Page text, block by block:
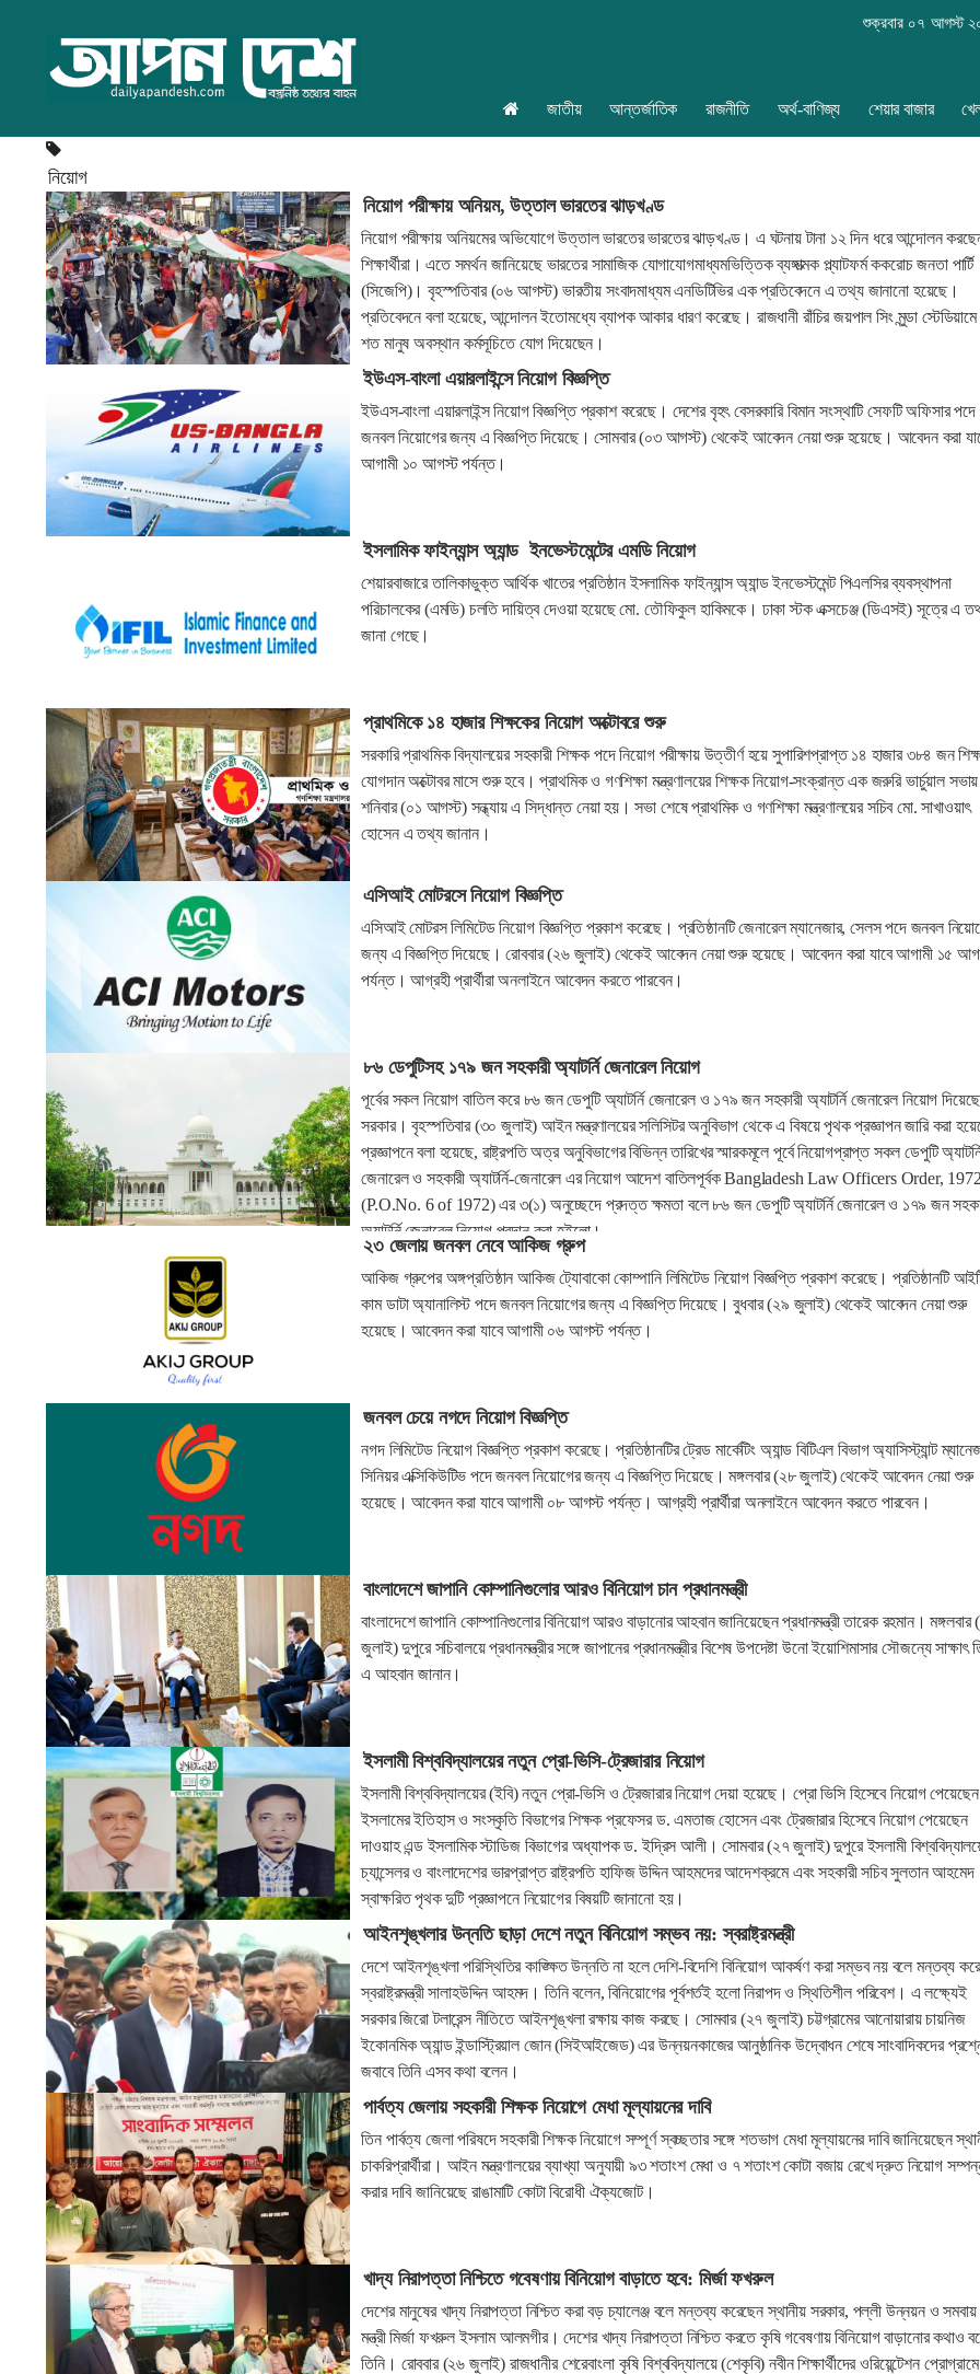
শুক্রবার ০৭ আগস্ট
জাতীয় আন্তর্জাতিক রাজনীতি অর্থ-বাণিজ্য শেয়ার বাজার
নিয়োগ
নিয়োগ পরীক্ষায় অনিয়ম, উত্তাল ভারতের ঝাড়খণ্ড
নিয়োগ পরীক্ষায় অনিয়মের অভিযোগে উত্তাল ভারতের ভারতের ঝাড়খণ্ড। এ ঘটনায় টানা ১২ দিন ধরে আন্দোলন
শিক্ষার্থীরা। এতে সমর্থন জানিয়েছে ভারতের সামাজিক যোগাযোগমাধ্যমভিত্তিক ব্যঙ্গাত্মক প্ল্যাটফর্ম ককরোচ জনতা পার্টি
(সিজেপি)। বৃহস্পতিবার (০৬ আগস্ট) ভারতীয় সংবাদমাধ্যম এনডিটিভির এক প্রতিবেদনে এ তথ্য জানানো হয়েছে।
প্রতিবেদনে বলা হয়েছে, আন্দোলন ইতোমধ্যে ব্যাপক আকার ধারণ করেছে। রাজধানী রাঁচির জয়পাল সিং মুন্ডা
শত মানুষ অবস্থান কর্মসূচিতে যোগ দিয়েছেন।
ইউএস-বাংলা এয়ারলাইন্সে নিয়োগ বিজ্ঞপ্তি
ইউএস-বাংলা এয়ারলাইন্স নিয়োগ বিজ্ঞপ্তি প্রকাশ করেছে। দেশের বৃহৎ বেসরকারি বিমান সংস্থাটি সেফটি অফিসার পদে
জনবল নিয়োগের জন্য এ বিজ্ঞপ্তি দিয়েছে। সোমবার (০৩ আগস্ট) থেকেই আবেদন নেয়া শুরু হয়েছে। আবেদন করা
আগামী ১০ আগস্ট পর্যন্ত।
ইসলামিক ফাইন্যান্স অ্যান্ড ইনভেস্টমেন্টের এমডি নিয়োগ
শেয়ারবাজারে তালিকাভুক্ত আর্থিক খাতের প্রতিষ্ঠান ইসলামিক ফাইন্যান্স অ্যান্ড ইনভেস্টমেন্ট পিএলসির ব্যবস্থাপনা
পরিচালকের (এমডি) চলতি দায়িত্ব দেওয়া হয়েছে মো. তৌফিকুল হাকিমকে। ঢাকা স্টক এক্সচেঞ্জ (ডিএসই) সূত্রে এ
জানা গেছে।
প্রাথমিকে ১৪ হাজার শিক্ষকের নিয়োগ অক্টোবরে শুরু
সরকারি প্রাথমিক বিদ্যালয়ের সহকারী শিক্ষক পদে নিয়োগ পরীক্ষায় উত্তীর্ণ হয়ে সুপারিশপ্রাপ্ত ১৪ হাজার ৩৮৪ জন
যোগদান অক্টোবর মাসে শুরু হবে। প্রাথমিক ও গণশিক্ষা মন্ত্রণালয়ের শিক্ষক নিয়োগ-সংক্রান্ত এক জরুরি ভার্চুয়াল সভায়
শনিবার (০১ আগস্ট) সন্ধ্যায় এ সিদ্ধান্ত নেয়া হয়। সভা শেষে প্রাথমিক ও গণশিক্ষা মন্ত্রণালয়ের সচিব মো. সাখাওয়াৎ
হোসেন এ তথ্য জানান।
এসিআই মোটরসে নিয়োগ বিজ্ঞপ্তি
এসিআই মোটরস লিমিটেড নিয়োগ বিজ্ঞপ্তি প্রকাশ করেছে। প্রতিষ্ঠানটি জেনারেল ম্যানেজার, সেলস পদে জনবল
জন্য এ বিজ্ঞপ্তি দিয়েছে। রোববার (২৬ জুলাই) থেকেই আবেদন নেয়া শুরু হয়েছে। আবেদন করা যাবে আগামী ১৫
পর্যন্ত। আগ্রহী প্রার্থীরা অনলাইনে আবেদন করতে পারবেন।
৮৬ ডেপুটিসহ ১৭৯ জন সহকারী অ্যাটর্নি জেনারেল নিয়োগ
পূর্বের সকল নিয়োগ বাতিল করে ৮৬ জন ডেপুটি অ্যাটর্নি জেনারেল ও ১৭৯ জন সহকারী অ্যাটর্নি জেনারেল নিয়োগ দিয়েছে
সরকার। বৃহস্পতিবার (৩০ জুলাই) আইন মন্ত্রণালয়ের সলিসিটর অনুবিভাগ থেকে এ বিষয়ে পৃথক প্রজ্ঞাপন জারি করা
প্রজ্ঞাপনে বলা হয়েছে, রাষ্ট্রপতি অত্র অনুবিভাগের বিভিন্ন তারিখের স্মারকমূলে পূর্বে নিয়োগপ্রাপ্ত সকল ডেপুটি
জেনারেল ও সহকারী অ্যাটর্নি-জেনারেল এর নিয়োগ আদেশ বাতিলপূর্বক Bangladesh Law Officers Order, 1972
(P.O.No. 6 of 1972) এর ৩(১) অনুচ্ছেদে প্রদত্ত ক্ষমতা বলে ৮৬ জন ডেপুটি অ্যাটর্নি জেনারেল ও ১৭৯ জন
অ্যাটর্নি জেনারেল নিয়োগ প্রদান করা হইলো।
২৩ জেলায় জনবল নেবে আকিজ গ্রুপ
আকিজ গ্রুপের অঙ্গপ্রতিষ্ঠান আকিজ ট্যোবাকো কোম্পানি লিমিটেড নিয়োগ বিজ্ঞপ্তি প্রকাশ করেছে। প্রতিষ্ঠানটি
কাম ডাটা অ্যানালিস্ট পদে জনবল নিয়োগের জন্য এ বিজ্ঞপ্তি দিয়েছে। বুধবার (২৯ জুলাই) থেকেই আবেদন নেয়া শুরু
হয়েছে। আবেদন করা যাবে আগামী ০৬ আগস্ট পর্যন্ত।
জনবল চেয়ে নগদে নিয়োগ বিজ্ঞপ্তি
নগদ লিমিটেড নিয়োগ বিজ্ঞপ্তি প্রকাশ করেছে। প্রতিষ্ঠানটির ট্রেড মার্কেটিং অ্যান্ড বিটিএল বিভাগ অ্যাসিস্ট্যান্ট
সিনিয়র এক্সিকিউটিভ পদে জনবল নিয়োগের জন্য এ বিজ্ঞপ্তি দিয়েছে। মঙ্গলবার (২৮ জুলাই) থেকেই আবেদন নেয়া শুরু
হয়েছে। আবেদন করা যাবে আগামী ০৮ আগস্ট পর্যন্ত। আগ্রহী প্রার্থীরা অনলাইনে আবেদন করতে পারবেন।
বাংলাদেশে জাপানি কোম্পানিগুলোর আরও বিনিয়োগ চান প্রধানমন্ত্রী
বাংলাদেশে জাপানি কোম্পানিগুলোর বিনিয়োগ আরও বাড়ানোর আহবান জানিয়েছেন প্রধানমন্ত্রী তারেক রহমান। মঙ্গলবার
জুলাই) দুপুরে সচিবালয়ে প্রধানমন্ত্রীর সঙ্গে জাপানের প্রধানমন্ত্রীর বিশেষ উপদেষ্টা উনো ইয়োশিমাসার সৌজন্যে সাক্ষাৎ
এ আহবান জানান।
ইসলামী বিশ্ববিদ্যালয়ের নতুন প্রো-ভিসি-ট্রেজারার নিয়োগ
ইসলামী বিশ্ববিদ্যালয়ের (ইবি) নতুন প্রো-ভিসি ও ট্রেজারার নিয়োগ দেয়া হয়েছে। প্রো ভিসি হিসেবে নিয়োগ পেয়েছেন
ইসলামের ইতিহাস ও সংস্কৃতি বিভাগের শিক্ষক প্রফেসর ড. এমতাজ হোসেন এবং ট্রেজারার হিসেবে নিয়োগ পেয়েছেন
দাওয়াহ এন্ড ইসলামিক স্টাডিজ বিভাগের অধ্যাপক ড. ইদ্রিস আলী। সোমবার (২৭ জুলাই) দুপুরে ইসলামী
চ্যান্সেলর ও বাংলাদেশের ভারপ্রাপ্ত রাষ্ট্রপতি হাফিজ উদ্দিন আহমদের আদেশক্রমে এবং সহকারী সচিব সুলতান আহমেদ
স্বাক্ষরিত পৃথক দুটি প্রজ্ঞাপনে নিয়োগের বিষয়টি জানানো হয়।
আইনশৃঙ্খলার উন্নতি ছাড়া দেশে নতুন বিনিয়োগ সম্ভব নয়: স্বরাষ্ট্রমন্ত্রী
দেশে আইনশৃঙ্খলা পরিস্থিতির কাঙ্ক্ষিত উন্নতি না হলে দেশি-বিদেশি বিনিয়োগ আকর্ষণ করা সম্ভব নয় বলে মন্তব্য
স্বরাষ্ট্রমন্ত্রী সালাহউদ্দিন আহমদ। তিনি বলেন, বিনিয়োগের পূর্বশর্তই হলো নিরাপদ ও স্থিতিশীল পরিবেশ। এ লক্ষ্যেই
সরকার জিরো টলারেন্স নীতিতে আইনশৃঙ্খলা রক্ষায় কাজ করছে। সোমবার (২৭ জুলাই) চট্টগ্রামের আনোয়ারায় চায়নিজ
ইকোনমিক অ্যান্ড ইন্ডাস্ট্রিয়াল জোন (সিইআইজেড) এর উন্নয়নকাজের আনুষ্ঠানিক উদ্বোধন শেষে সাংবাদিকদের
জবাবে তিনি এসব কথা বলেন।
পার্বত্য জেলায় সহকারী শিক্ষক নিয়োগে মেধা মূল্যায়নের দাবি
তিন পার্বত্য জেলা পরিষদে সহকারী শিক্ষক নিয়োগে সম্পূর্ণ স্বচ্ছতার সঙ্গে শতভাগ মেধা মূল্যায়নের দাবি জানিয়েছেন
চাকরিপ্রার্থীরা। আইন মন্ত্রণালয়ের ব্যাখ্যা অনুযায়ী ৯৩ শতাংশ মেধা ও ৭ শতাংশ কোটা বজায় রেখে দ্রুত নিয়োগ
করার দাবি জানিয়েছে রাঙামাটি কোটা বিরোধী ঐক্যজোট।
খাদ্য নিরাপত্তা নিশ্চিতে গবেষণায় বিনিয়োগ বাড়াতে হবে: মির্জা ফখরুল
দেশের মানুষের খাদ্য নিরাপত্তা নিশ্চিত করা বড় চ্যালেঞ্জ বলে মন্তব্য করেছেন স্থানীয় সরকার, পল্লী উন্নয়ন ও সমবায়
মন্ত্রী মির্জা ফখরুল ইসলাম আলমগীর। দেশের খাদ্য নিরাপত্তা নিশ্চিত করতে কৃষি গবেষণায় বিনিয়োগ বাড়ানোর কথাও
তিনি। রোববার (২৬ জুলাই) রাজধানীর শেরেবাংলা কৃষি বিশ্ববিদ্যালয়ে (শেকৃবি) নবীন শিক্ষার্থীদের ওরিয়েন্টেশন প্রোগ্রামে